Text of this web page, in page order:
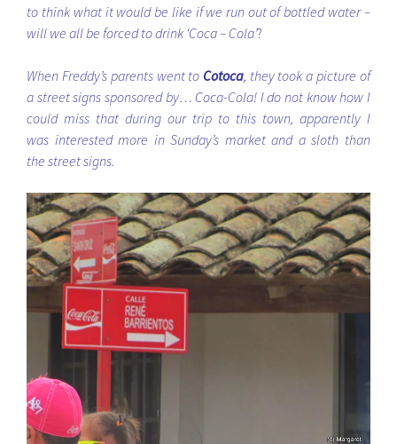
to think what it would be like if we run out of bottled water –
will we all be forced to drink ‘Coca – Cola’?
When Freddy’s parents went to Cotoca, they took a picture of
a street signs sponsored by… Coca-Cola! I do not know how I
could miss that during our trip to this town, apparently I
was interested more in Sunday’s market and a sloth than
the street signs.